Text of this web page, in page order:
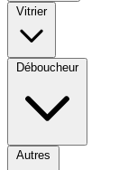
Vitrier
Déboucheur
Autres